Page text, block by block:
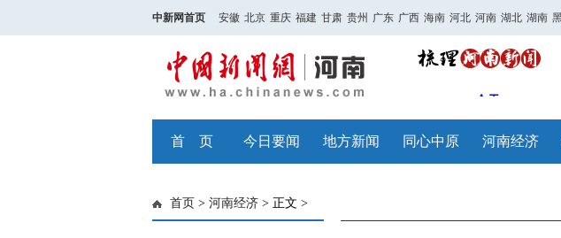
中新网首页 安徽 北京 重庆 福建 甘肃 贵州 广东 广西 海南 河北 河南 湖北 湖南
首 页 今日要闻 地方新闻 同心中原 河南经济
首页 > 河南经济 > 正文 >